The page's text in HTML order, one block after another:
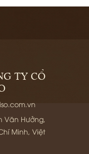
TY CỔ
Văn Hưởng,
Minh, Việt